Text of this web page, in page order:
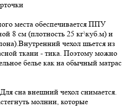
места обеспечивается ППУ
8 см (плотность 25 кг\куб.м) и
чехол шьется из
ткани - тика. Поэтому можно
белье как на обычный матрас
сна внешний чехол снимается.
молнии, которые